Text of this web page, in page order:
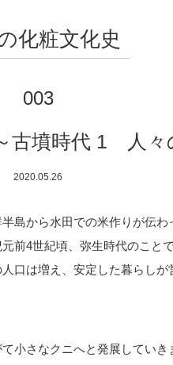
化粧文化史
003
古墳時代 1 人
2020.05.26
島から水田での米作りが伝わ
前4世紀頃、弥生時代のこと
口は増え、安定した暮らしが
小さなクニへと発展してい